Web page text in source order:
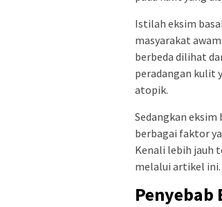
Istilah eksim
masyarakat
berbeda dilihat
peradangan kulit
atopik.
Sedangkan
berbagai faktor
Kenali lebih jauh
melalui artikel ini.
Penyebab